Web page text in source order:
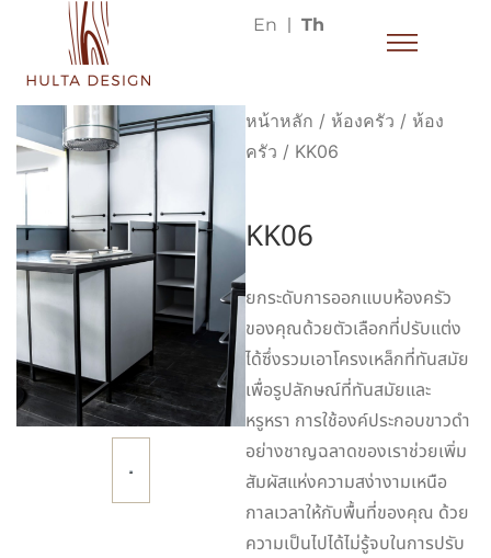
En Th
หน้าหลัก / ห้องครัว / ห้อง
ครัว / KK06
KK06
ยกระดับการออกแบบห้องครัว
ของคุณด้วยตัวเลือกที่ปรับแต่ง
ได้ซึ่งรวมเอาโครงเหล็กที่ทันสมัย
เพื่อรูปลักษณ์ที่ทันสมัยและ
หรูหรา การใช้องค์ประกอบขาวดำ
อย่างชาญฉลาดของเราช่วยเพิ่ม
สัมผัสแห่งความสง่างามเหนือ
กาลเวลาให้กับพื้นที่ของคุณ ด้วย
ความเป็นไปได้ไม่รู้จบในการปรับ